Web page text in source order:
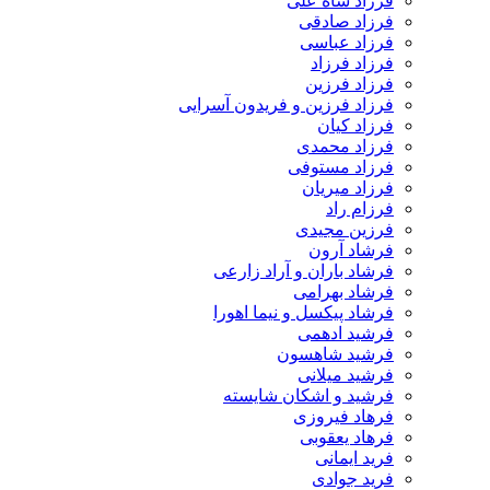
فرزاد صادقی
فرزاد عباسی
فرزاد فرزاد
فرزاد فرزین
فرزاد فرزین و فریدون آسرایی
فرزاد کیان
فرزاد محمدی
فرزاد مستوفی
فرزاد میریان
فرزام راد
فرزین مجیدی
فرشاد آرون
فرشاد باران و آراد زارعی
فرشاد بهرامی
فرشاد پیکسل و نیما اهورا
فرشید ادهمی
فرشید شاهسون
فرشید میلانی
فرشید و اشکان شایسته
فرهاد فیروزی
فرهاد یعقوبی
فرید ایمانی
فرید جوادی